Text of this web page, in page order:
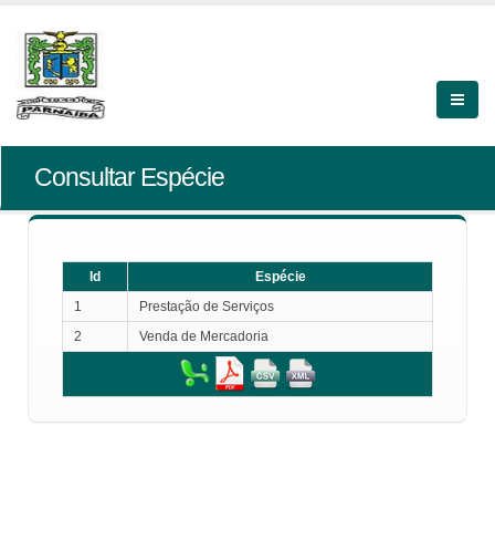
Consultar Espécie
Id
Espécie
1
Prestação de Serviços
2
Venda de Mercadoria